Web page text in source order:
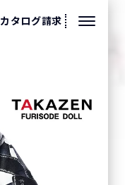
カタログ請求